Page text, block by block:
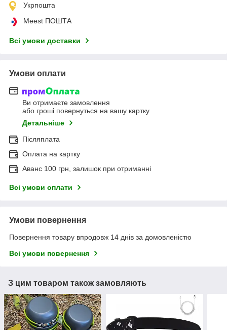
Укрпошта
Meest ПОШТА
Всі умови доставки
Умови оплати
Ви отримаєте замовлення
або гроші повернуться на вашу картку
Детальніше
Післяплата
Оплата на картку
Аванс 100 грн, залишок при отриманні
Всі умови оплати
Умови повернення
Повернення товару впродовж 14 днів за домовленістю
Всі умови повернення
З цим товаром також замовляють